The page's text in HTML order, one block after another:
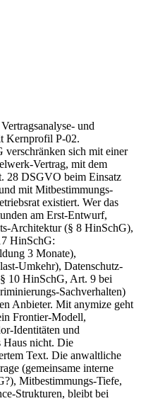
und
Kernprofil P-02.
sich mit einer
Vertrag, mit dem
28 DSGVO beim Einsatz
mit Mitbestimmungs-
existiert. Wer das
am Erst-Entwurf,
Architektur (§ 8 HinSchG),
HinSchG:
3 Monate),
Umkehr), Datenschutz-
10 HinSchG, Art. 9 bei
Sachverhalten)
Anbieter. Mit anymize geht
Frontier-Modell,
Identitäten und
Haus nicht. Die
Text. Die anwaltliche
(gemeinsame interne
Mitbestimmungs-Tiefe,
Strukturen, bleibt bei